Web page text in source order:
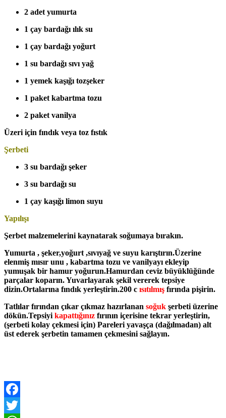
2 adet yumurta
1 çay bardağı ılık su
1 çay bardağı yoğurt
1 su bardağı sıvı yağ
1 yemek kaşığı tozşeker
1 paket kabartma tozu
2 paket vanilya
Üzeri için fındık veya toz fıstık
Şerbeti
3 su bardağı şeker
3 su bardağı su
1 çay kaşığı limon suyu
Yapılışı
Şerbet malzemelerini kaynatarak soğumaya bırakın.
Yumurta , şeker,yoğurt ,sıvıyağ ve suyu karıştırın.Üzerine
elenmiş mısır unu , kabartma tozu ve vanilyayı ekleyip
yumuşak bir hamur yoğurun.Hamurdan ceviz büyüklüğünde
parçalar koparın. Yuvarlayarak şekil vererek tepsiye
dizin.Ortalarına fındık yerleştirin.200 c ısıtılmış fırında pişirin.
Tatlılar fırından çıkar çıkmaz hazırlanan soğuk şerbeti üzerine
dökün.Tepsiyi kapattığınız fırının içerisine tekrar yerleştirin,
(şerbeti kolay çekmesi için) Pareleri yavaşça (dağılmadan) alt
üst ederek şerbetin tamamen çekmesini sağlayın.
Facebook